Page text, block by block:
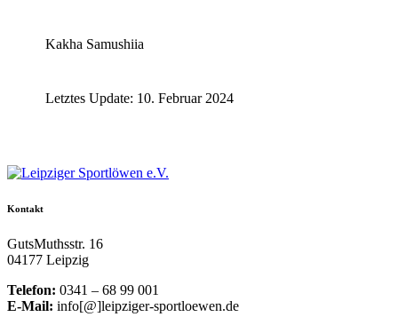
Kakha Samushiia
Letztes Update: 10. Februar 2024
Kontakt
GutsMuthsstr. 16
04177 Leipzig
Telefon: 0341 – 68 99 001
E-Mail: info[@]leipziger-sportloewen.de